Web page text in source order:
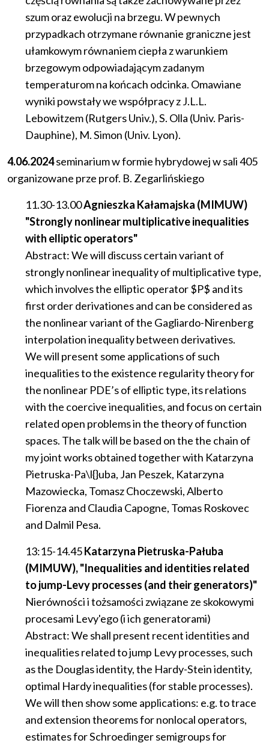
szum oraz ewolucji na brzegu. W pewnych
przypadkach otrzymane równanie graniczne jest
ułamkowym równaniem ciepła z warunkiem
brzegowym odpowiadającym zadanym
temperaturom na końcach odcinka. Omawiane
wyniki powstały we współpracy z J.L.L.
Lebowitzem (Rutgers Univ.), S. Olla (Univ. Paris-
Dauphine), M. Simon (Univ. Lyon).
4.06.2024seminariumwformie hybrydowejwsali405
organizowane prze prof. B. Zegarlińskiego
11.30-13.00Agnieszka Kałamajska (MIMUW)
"Strongly nonlinear multiplicative inequalities
with elliptic operators"
Abstract: We will discuss certain variant of
strongly nonlinear inequality of multiplicative type,
which involves the elliptic operator $P$ and its
first order derivationes and can be considered as
the nonlinear variant of the Gagliardo-Nirenberg
interpolation inequality between derivatives.
We will present some applications of such
inequalities to the existence regularity theory for
the nonlinear PDE’s of elliptic type, its relations
with the coercive inequalities, and focus on certain
related open problems in the theory of function
spaces. The talk will be based on the the chain of
my joint works obtained together with Katarzyna
Pietruska-Pa\l{}uba, Jan Peszek, Katarzyna
Mazowiecka, Tomasz Choczewski, Alberto
Fiorenza and Claudia Capogne, Tomas Roskovec
and Dalmil Pesa.
13:15-14.45Katarzyna Pietruska-Pałuba
(MIMUW), "Inequalities and identities related
to jump-Levy processes (and their generators)"
Nierówności i tożsamości związane ze skokowymi
procesami Levy'ego (i ich generatorami)
Abstract: We shall present recent identities and
inequalities related to jump Levy processes, such
as the Douglas identity, the Hardy-Stein identity,
optimal Hardy inequalities (for stable processes).
We will then show some applications: e.g. to trace
and extension theorems for nonlocal operators,
estimates for Schroedinger semigroups for